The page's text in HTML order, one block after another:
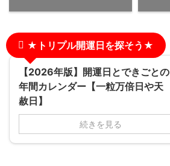
★トリプル開運日を探そう★
【2026年版】開運日とできごとの
年間カレンダー【一粒万倍日や天
赦日】
続きを見る